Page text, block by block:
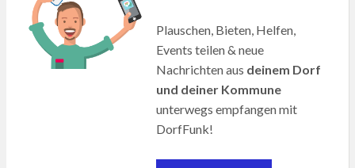
Plauschen, Bieten, Helfen,
Events teilen & neue
Nachrichten aus deinem Dorf
und deiner Kommune
unterwegs empfangen mit
DorfFunk!